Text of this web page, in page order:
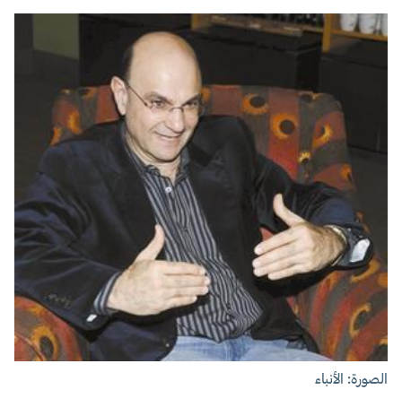
الصورة: الأنباء